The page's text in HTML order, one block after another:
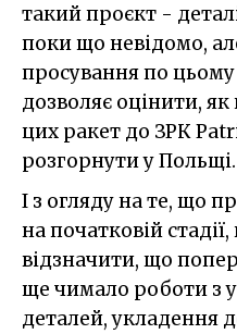
такий проєкт -
поки що невідомо,
просування по
дозволяє оцінити,
цих ракет до ЗРК
розгорнути у Польщі.
І з огляду на те, що
на початковій
відзначити, що
ще чимало роботи з
деталей, укладення